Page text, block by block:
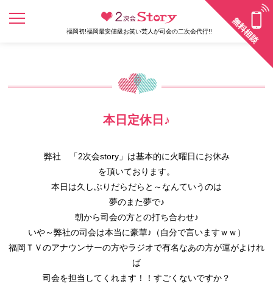
福岡初!福岡最安値級お笑い芸人が司会の二次会代行!!
本日定休日♪
弊社 「2次会story」は基本的に火曜日にお休み
を頂いております。
本日は久しぶりだらだらと～なんていうのは
夢のまた夢で♪
朝から司会の方との打ち合わせ♪
いや～弊社の司会は本当に豪華♪（自分で言いますｗｗ）
福岡ＴＶのアナウンサーの方やラジオで有名なあの方が運がよけれ
ば
司会を担当してくれます！！すごくないですか？